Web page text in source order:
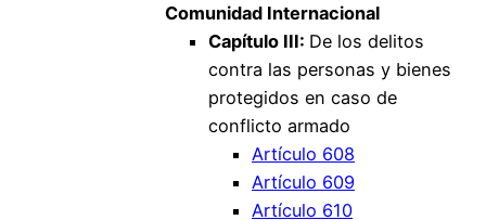
Comunidad Internacional
Capítulo III: De los delitos
contra las personas y bienes
protegidos en caso de
conflicto armado
Artículo 608
Artículo 609
Artículo 610